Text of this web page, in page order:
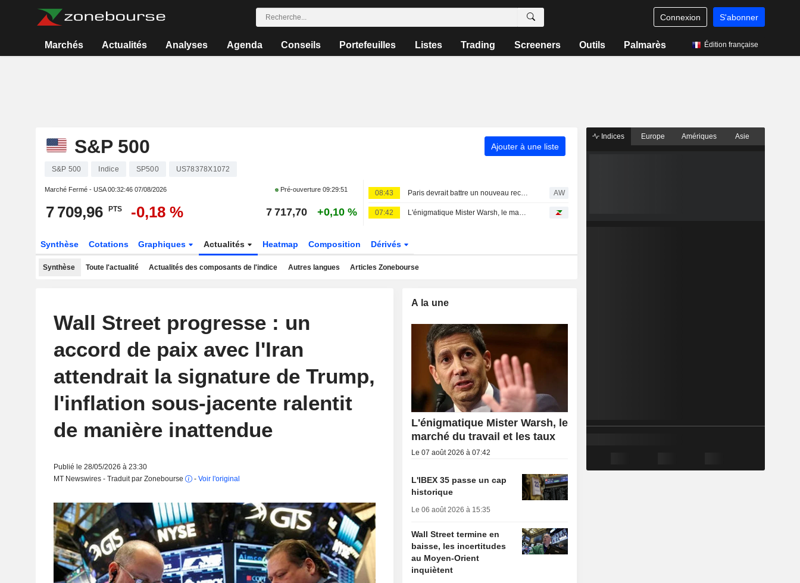
Connexion S'abonner
Marchés Actualités Analyses Agenda Conseils Portefeuilles Listes Trading Screeners Outils Palmarès Édition française
S&P 500 Ajouter à une liste
S&P 500 Indice SP500 US78378X1072
Marché Fermé - USA00:32:46 07/08/2026 Pré-ouverture09:29:51
7 709,96 PTS -0,18 % 7 717,70 +0,10 %
08:43 Paris devrait battre un nouveau record à l'ouverture AW
07:42 L'énigmatique Mister Warsh, le marché du travail et les taux
Synthèse Cotations Graphiques Actualités Heatmap Composition Dérivés
Synthèse Toute l'actualité Actualités des composants de l'indice Autres langues Articles Zonebourse
Wall Street progresse : un
accord de paix avec l'Iran
attendrait la signature de Trump,
l'inflation sous-jacente ralentit
de manière inattendue
Publié le 28/05/2026 à 23:30
MT Newswires - Traduit par Zonebourse
- Voir l'original
A la une
L'énigmatique Mister Warsh, le
marché du travail et les taux
Le 07 août 2026 à 07:42
L'IBEX 35 passe un cap
historique
Le 06 août 2026 à 15:35
Wall Street termine en
baisse, les incertitudes
au Moyen-Orient
inquiètent
Indices Europe Amériques Asie